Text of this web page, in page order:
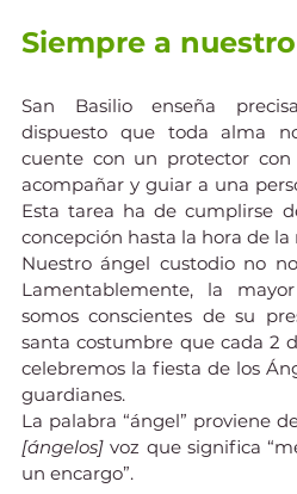
Siempre a
San Basilio enseña
dispuesto que toda alma
cuente con un protector
acompañar y guiar a una
Esta tarea ha de cumplirse
concepción hasta la hora de
Nuestro ángel custodio no
Lamentablemente, la
somos conscientes de su
santa costumbre que cada 2
celebremos la fiesta de los
guardianes.
La palabra “ángel” proviene
[ángelos] voz que significa
un encargo”.